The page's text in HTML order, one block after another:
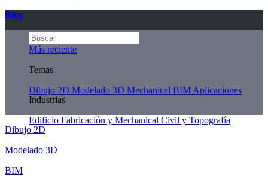
Blog
Más reciente
Temas
Dibujo 2D Modelado 3D Mechanical BIM Aplicaciones
Industrias
Edificio Fabricación y Mechanical Civil y Topografía
Dibujo 2D
Modelado 3D
BIM